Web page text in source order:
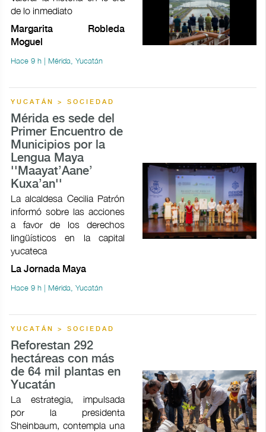
de lo inmediato
Margarita Robleda
Moguel
Hace 9 h | Mérida, Yucatán
YUCATÁN > SOCIEDAD
Mérida es sede del
Primer Encuentro de
Municipios por la
Lengua Maya
''Maayat’Aane’
Kuxa’an''
La alcaldesa Cecilia Patrón
informó sobre las acciones
a favor de los derechos
lingüísticos en la capital
yucateca
La Jornada Maya
Hace 9 h | Mérida, Yucatán
YUCATÁN > SOCIEDAD
Reforestan 292
hectáreas con más
de 64 mil plantas en
Yucatán
La estrategia, impulsada
por la presidenta
Sheinbaum, contempla una